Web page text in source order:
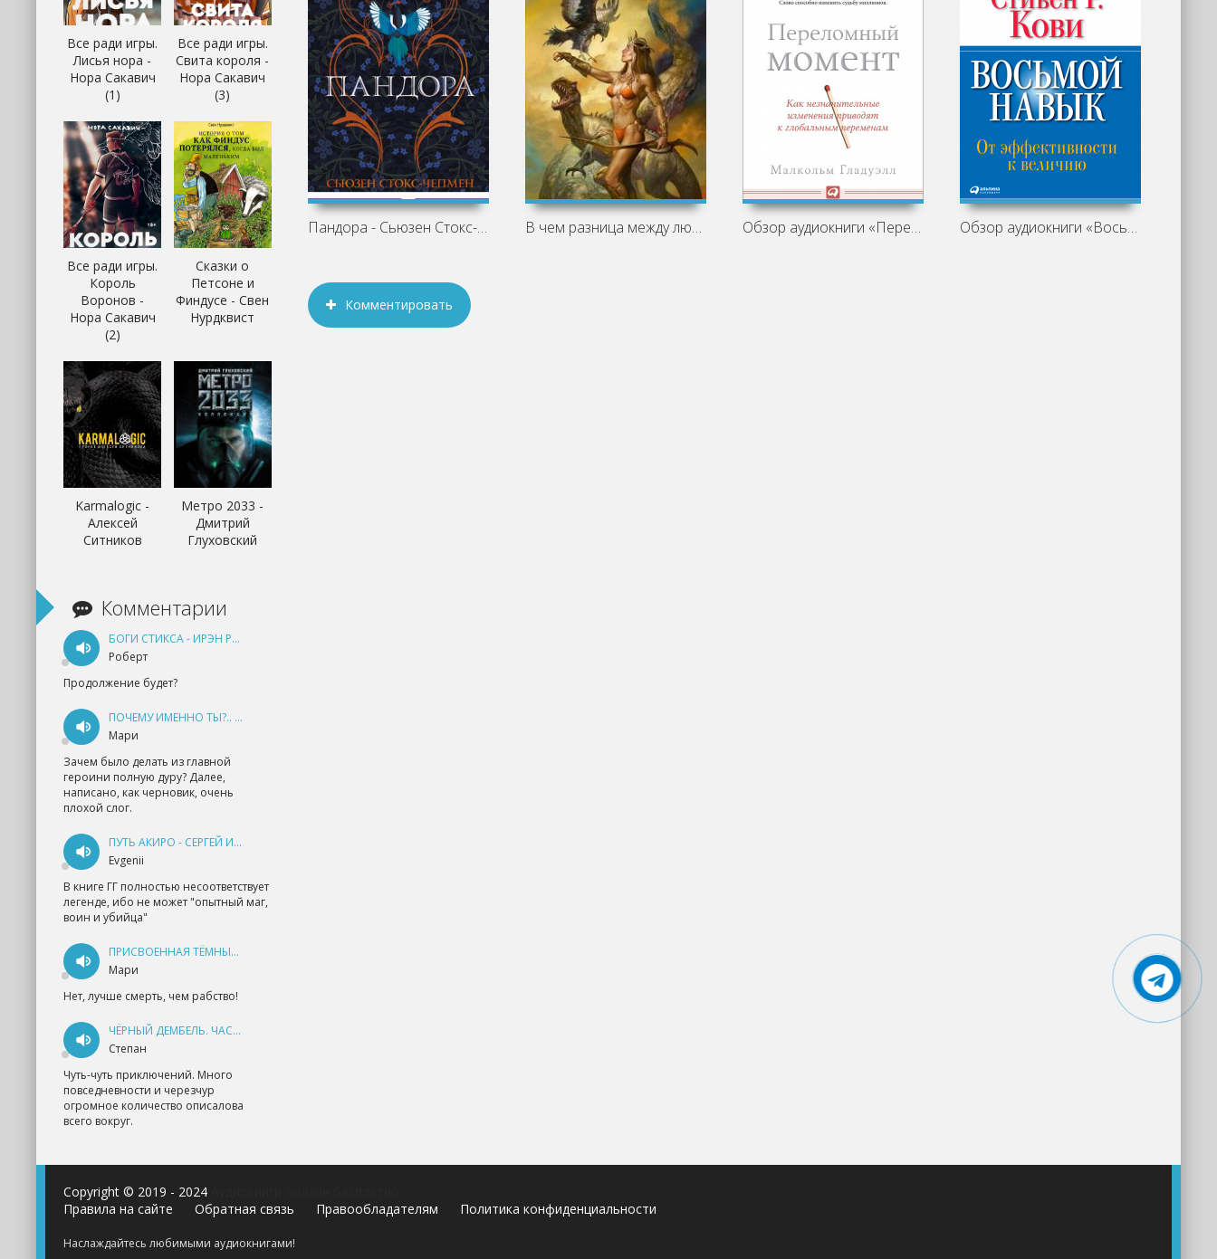
Пандора - Сьюзен Стокс-Чепмен В чем разница между любовным романом и Обзор аудиокниги «Переломный момент» - Обзор аудиокниги «Восьмой навык: от
Комментировать
Все ради игры.
Лисья нора -
Нора Сакавич
(1)
Все ради игры.
Свита короля -
Нора Сакавич
(3)
Все ради игры.
Король
Воронов -
Нора Сакавич
(2)
Сказки о
Петсоне и
Финдусе - Свен
Нурдквист
Karmalogic -
Алексей
Ситников
Метро 2033 -
Дмитрий
Глуховский
Комментарии
БОГИ СТИКСА - ИРЭН РУДКЕВИЧ
Роберт
Продолжение будет?
ПОЧЕМУ ИМЕННО ТЫ?.. КНИГА 1 - ЕКАТЕРИНА ЮДИНА
Мари
Зачем было делать из главной
героини полную дуру? Далее,
написано, как черновик, очень
плохой слог.
ПУТЬ АКИРО - СЕРГЕЙ ИЗМАЙЛОВ
Evgenii
В книге ГГ полностью несоответствует
легенде, ибо не может "опытный маг,
воин и убийца"
ПРИСВОЕННАЯ ТЁМНЫМ. ПРОКЛЯТАЯ ЛЮБОВЬ - АННА ГЕРР
Мари
Нет, лучше смерть, чем рабство!
ЧЁРНЫЙ ДЕМБЕЛЬ. ЧАСТЬ 1 - АНДРЕЙ ФЕДИН
Степан
Чуть-чуть приключений. Много
повседневности и черезчур
огромное количество описалова
всего вокруг.
Copyright © 2019 - 2024
Правила на сайте
Обратная связь Правообладателям Политика конфиденциальности
Наслаждайтесь любимыми аудиокнигами!